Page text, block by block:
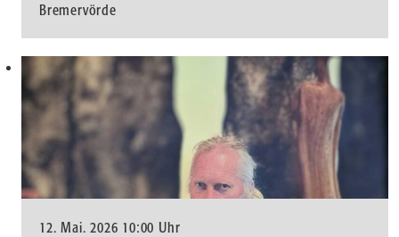
Bremervörde
12. Mai. 2026 10:00 Uhr